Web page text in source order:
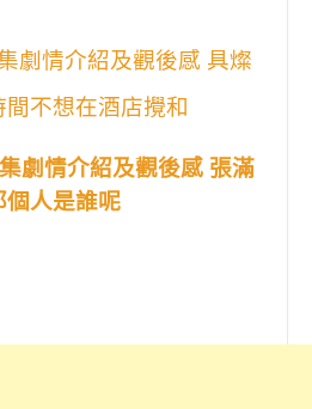
劇情介紹及觀後感 具燦
不想在酒店攪和
劇情介紹及觀後感 張滿
個人是誰呢